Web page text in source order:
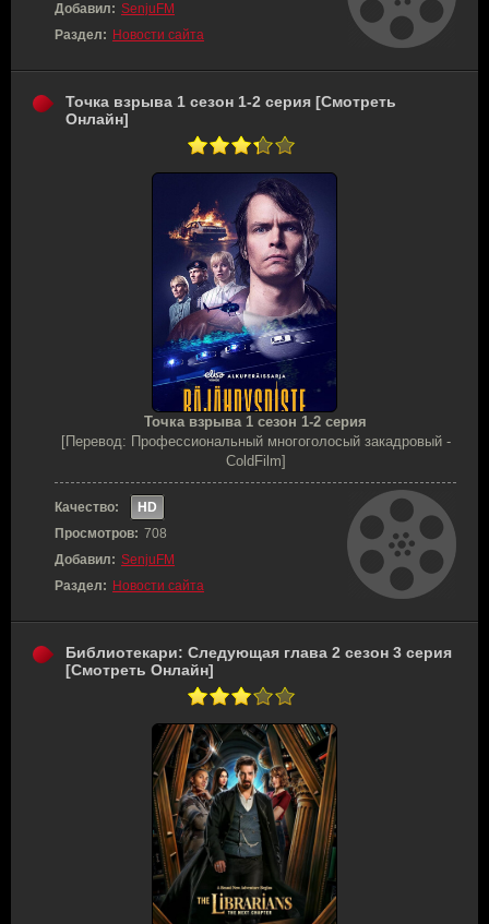
Добавил: SenjuFM
Раздел: Новости сайта
Точка взрыва 1 сезон 1-2 серия [Смотреть
Онлайн]
Точка взрыва 1 сезон 1-2 серия
[Перевод: Профессиональный многоголосый закадровый -
ColdFilm]
Качество:
HD
Просмотров: 708
Добавил: SenjuFM
Раздел: Новости сайта
Библиотекари: Следующая глава 2 сезон 3 серия
[Смотреть Онлайн]